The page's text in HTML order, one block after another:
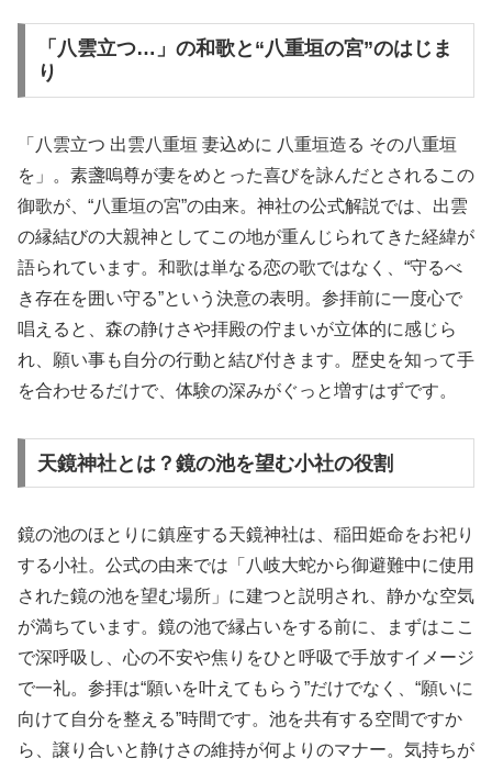
「八雲立つ…」の和歌と“八重垣の宮”のはじま
り
「八雲立つ 出雲八重垣 妻込めに 八重垣造る その八重垣
を」。素盞嗚尊が妻をめとった喜びを詠んだとされるこの
御歌が、“八重垣の宮”の由来。神社の公式解説では、出雲
の縁結びの大親神としてこの地が重んじられてきた経緯が
語られています。和歌は単なる恋の歌ではなく、“守るべ
き存在を囲い守る”という決意の表明。参拝前に一度心で
唱えると、森の静けさや拝殿の佇まいが立体的に感じら
れ、願い事も自分の行動と結び付きます。歴史を知って手
を合わせるだけで、体験の深みがぐっと増すはずです。
天鏡神社とは？鏡の池を望む小社の役割
鏡の池のほとりに鎮座する天鏡神社は、稲田姫命をお祀り
する小社。公式の由来では「八岐大蛇から御避難中に使用
された鏡の池を望む場所」に建つと説明され、静かな空気
が満ちています。鏡の池で縁占いをする前に、まずはここ
で深呼吸し、心の不安や焦りをひと呼吸で手放すイメージ
で一礼。参拝は“願いを叶えてもらう”だけでなく、“願いに
向けて自分を整える”時間です。池を共有する空間ですか
ら、譲り合いと静けさの維持が何よりのマナー。気持ちが